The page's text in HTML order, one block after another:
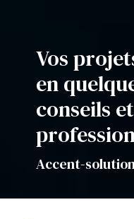
Vos
en
conseils
Accent-